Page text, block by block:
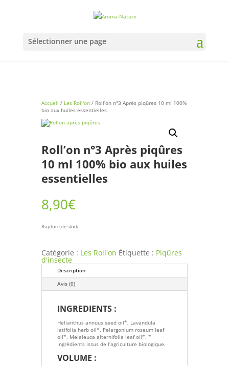
Sélectionner une page
Accueil / Les Roll'on/ Roll’on n°3 Après piqûres 10 ml 100%
bio aux huiles essentielles
Roll’on n°3 Après piqûres
10 ml 100% bio aux huiles
essentielles
8,90€
Rupture de stock
Catégorie : Les Roll'on Étiquette : Piqûres
d'insecte
Description
Avis (0)
INGREDIENTS :
Helianthus annuus seed oil*, Lavandula
latifolia herb oil*, Pelargonium roseum leaf
oil*, Melaleuca alternifolia leaf oil*. *
Ingrédients issus de l’agriculture biologique.
VOLUME :